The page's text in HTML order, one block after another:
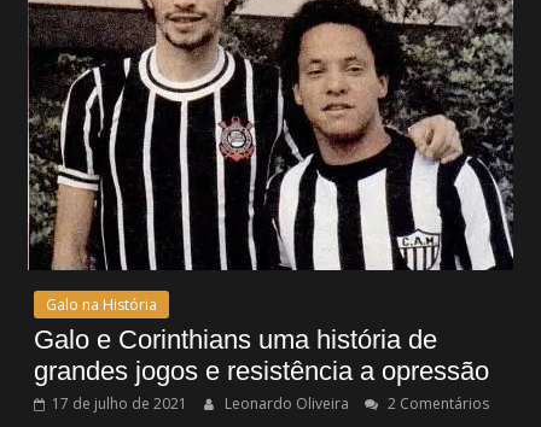
Galo na História
Galo e Corinthians uma história de
grandes jogos e resistência a opressão
17 de julho de 2021 Leonardo Oliveira
2 Comentários